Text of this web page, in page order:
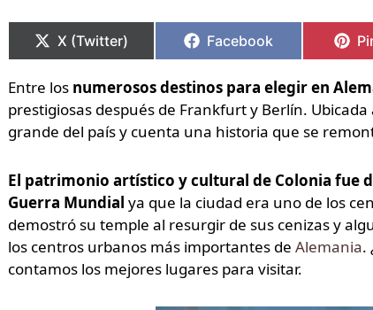
en
X (Twitter)
en
Facebook
en
Entre los numerosos destinos para elegir en
prestigiosas después de Frankfurt y Berlín.
grande del país y cuenta una historia que se
El patrimonio artístico y cultural de Colonia fue
Guerra Mundial ya que la ciudad era uno de los
demostró su temple al resurgir de sus cenizas y
los centros urbanos más importantes de Alemania.
contamos los mejores lugares para visitar.
en
en
en